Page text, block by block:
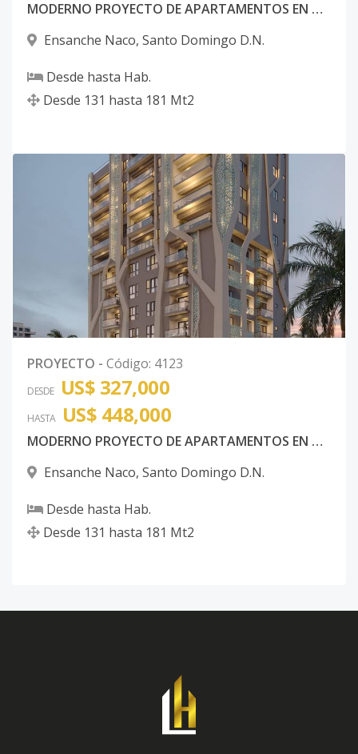
MODERNO PROYECTO DE APARTAMENTOS EN NACO
Ensanche Naco, Santo Domingo D.N.
Desde hasta Hab.
Desde 131 hasta 181 Mt2
PROYECTO - Código: 4123
DESDE US$ 327,000
HASTA US$ 448,000
MODERNO PROYECTO DE APARTAMENTOS EN NACO
Ensanche Naco, Santo Domingo D.N.
Desde hasta Hab.
Desde 131 hasta 181 Mt2